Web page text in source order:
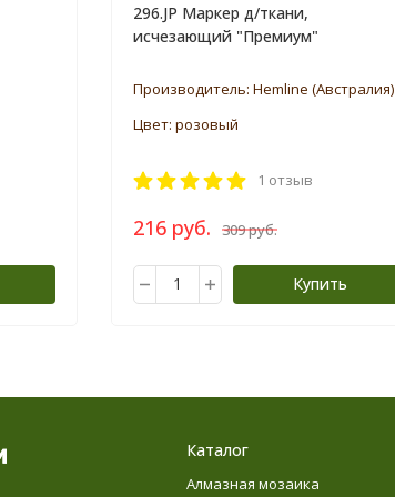
296.JP Маркер д/ткани,
исчезающий "Премиум"
Производитель:Hemline (Австралия)
Цвет: розовый
1 отзыв
216 руб. 309 руб.
Купить
Каталог
Алмазная мозаика